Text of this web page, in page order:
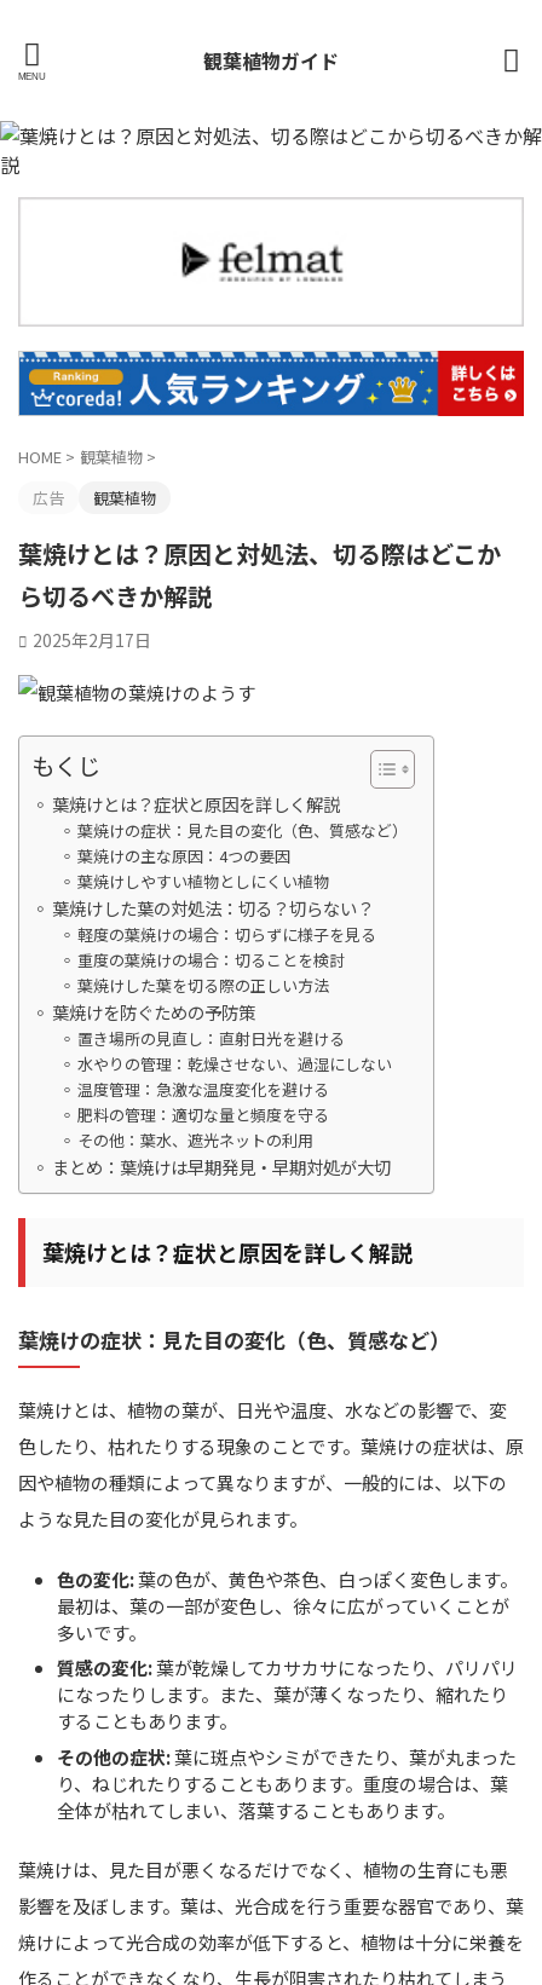
観葉植物ガイド
HOME > 観葉植物 >
広告
観葉植物
葉焼けとは？原因と対処法、切る際はどこか
ら切るべきか解説
2025年2月17日
もくじ
葉焼けとは？症状と原因を詳しく解説
葉焼けの症状：見た目の変化（色、質感など）
葉焼けの主な原因：4つの要因
葉焼けしやすい植物としにくい植物
葉焼けした葉の対処法：切る？切らない？
軽度の葉焼けの場合：切らずに様子を見る
重度の葉焼けの場合：切ることを検討
葉焼けした葉を切る際の正しい方法
葉焼けを防ぐための予防策
置き場所の見直し：直射日光を避ける
水やりの管理：乾燥させない、過湿にしない
温度管理：急激な温度変化を避ける
肥料の管理：適切な量と頻度を守る
その他：葉水、遮光ネットの利用
まとめ：葉焼けは早期発見・早期対処が大切
葉焼けとは？症状と原因を詳しく解説
葉焼けの症状：見た目の変化（色、質感など）
葉焼けとは、植物の葉が、日光や温度、水などの影響で、変
色したり、枯れたりする現象のことです。葉焼けの症状は、原
因や植物の種類によって異なりますが、一般的には、以下の
ような見た目の変化が見られます。
色の変化:葉の色が、黄色や茶色、白っぽく変色します。
最初は、葉の一部が変色し、徐々に広がっていくことが
多いです。
質感の変化:葉が乾燥してカサカサになったり、パリパリ
になったりします。また、葉が薄くなったり、縮れたり
することもあります。
その他の症状:葉に斑点やシミができたり、葉が丸まった
り、ねじれたりすることもあります。重度の場合は、葉
全体が枯れてしまい、落葉することもあります。
葉焼けは、見た目が悪くなるだけでなく、植物の生育にも悪
影響を及ぼします。葉は、光合成を行う重要な器官であり、葉
焼けによって光合成の効率が低下すると、植物は十分に栄養を
作ることができなくなり、生長が阻害されたり枯れてしまう